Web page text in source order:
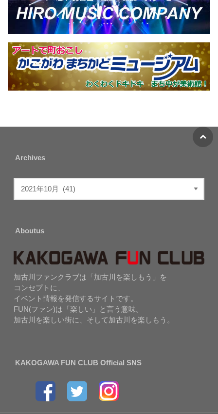
Archives
Aboutus
加古川ファンクラブは「加古川を楽しもう」を
コンセプトに、
イベント情報を発信するサイトです。
FUN(ファン)は「楽しい」と言う意味。
加古川を楽しい街に、そして加古川を楽しもう。
KAKOGAWA FUN CLUB Official SNS